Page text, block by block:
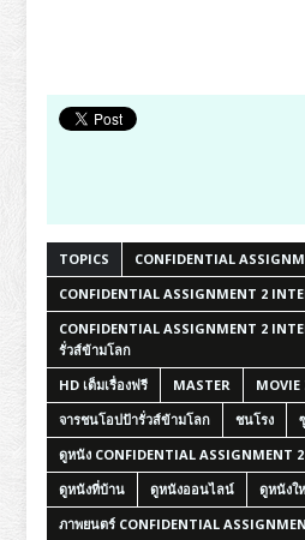
TOPICS
CONFIDENTIAL
CONFIDENTIAL ASSIGNMENT 2
CONFIDENTIAL ASSIGNMENT 2
รั่วส์ข้ามโลก
HD เต็มเรื่องฟรี
MASTER
จารชนโอปป้ารั่วส์ข้ามโลก
ชนโรง
ดูหนัง CONFIDENTIAL ASSIGNMENT
ดูหนังที่บ้าน
ดูหนังออนไลน์
ดูหนังใ
ภาพยนตร์ CONFIDENTIAL